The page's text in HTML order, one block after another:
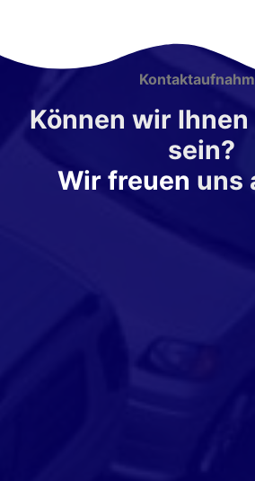
Können wir
sein?
Wir freuen uns